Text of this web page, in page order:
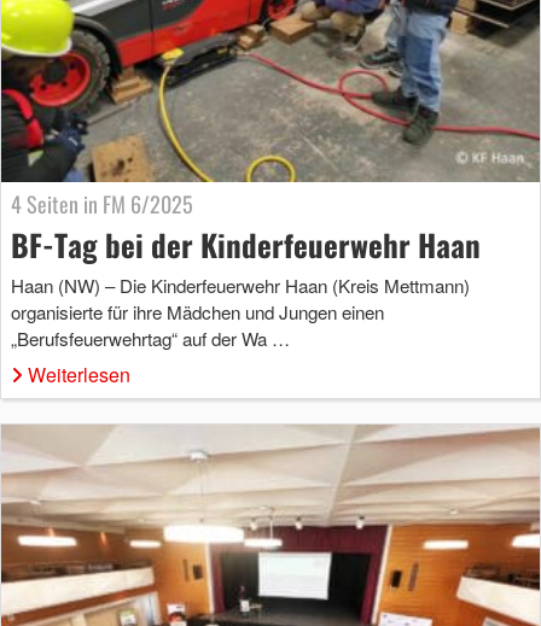
4 Seiten in FM 6/2025
BF-Tag bei der Kinderfeuerwehr Haan
Haan (NW) – Die Kinderfeuerwehr Haan (Kreis Mettmann)
organisierte für ihre Mädchen und Jungen einen
„Berufsfeuerwehrtag“ auf der Wa …
Weiterlesen